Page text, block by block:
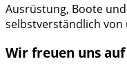
Ausrüstung, Boote
selbstverständlich von
Wir freuen uns